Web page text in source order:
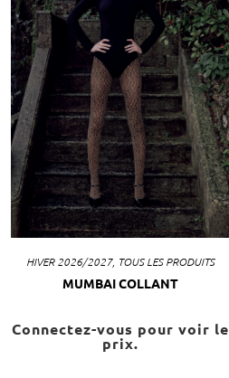
HIVER 2026/2027, TOUS LES PRODUITS
MUMBAI COLLANT
Connectez-vous pour voir le
prix.